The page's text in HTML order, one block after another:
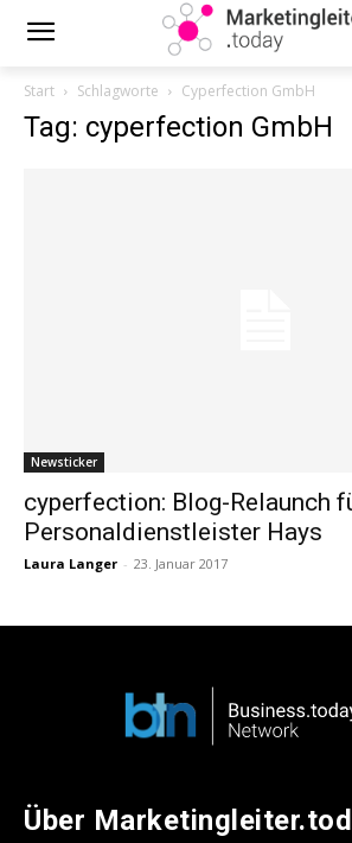
Start Schlagworte Cyperfection GmbH
Tag: cyperfection GmbH
Newsticker
cyperfection: Blog-Relaunch
Personaldienstleister Hays
Laura Langer - 23. Januar 2017
Über